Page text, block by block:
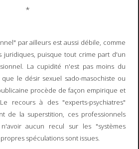
*
par ailleurs est aussi débile, comme
juridiques, puisque tout crime part d'un
La cupidité n'est pas moins du
le désir sexuel sado-masochiste ou
procède de façon empirique et
recours à des "experts-psychiatres"
de la superstition, ces professionnels
aucun recul sur les "systèmes
spéculations sont issues.